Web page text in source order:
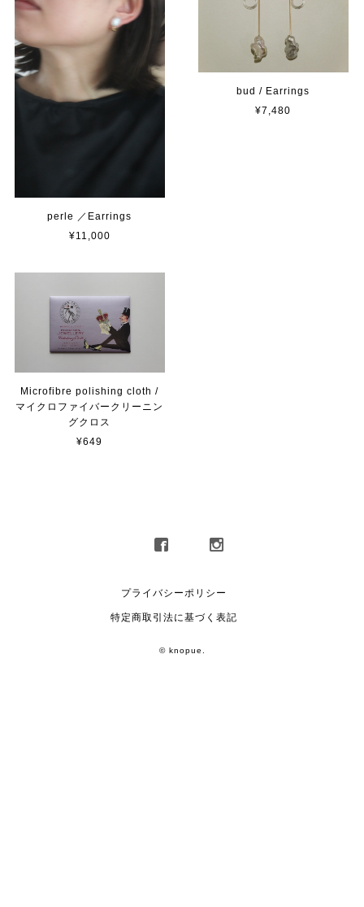
perle ／Earrings
¥11,000
bud / Earrings
¥7,480
Microfibre polishing cloth /
マイクロファイバークリーニン
グクロス
¥649
プライバシーポリシー
特定商取引法に基づく表記
© knopue.